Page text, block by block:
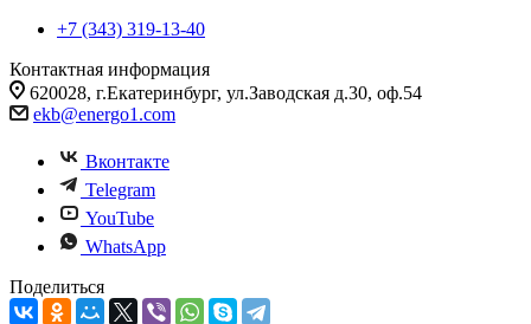
+7 (343) 319-13-40
Контактная информация
620028, г.Екатеринбург, ул.Заводская д.30, оф.54
ekb@energo1.com
Вконтакте
Telegram
YouTube
WhatsApp
Поделиться